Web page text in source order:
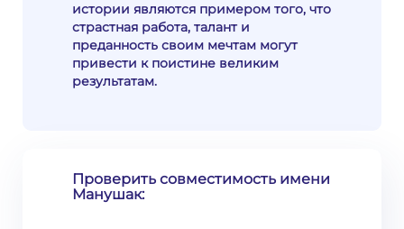
истории являются примером того, что
страстная работа, талант и
преданность своим мечтам могут
привести к поистине великим
результатам.
Проверить совместимость имени
Манушак: